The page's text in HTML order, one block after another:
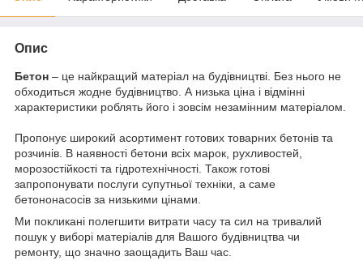
Опис
Бетон – це найкращий матеріал на будівництві. Без нього не
обходиться жодне будівництво. А низька ціна і відмінні
характеристики роблять його і зовсім незамінним матеріалом.
Пропонує широкий асортимент готових товарних бетонів та
розчинів. В наявності бетони всіх марок, рухливостей,
морозостійкості та гідротехнічності. Також готові
запропонувати послуги супутньої техніки, а саме
бетононасосів за низькими цінами.
Ми покликані полегшити витрати часу та сил на тривалий
пошук у виборі матеріалів для Вашого будівництва чи
ремонту, що значно заощадить Ваш час.